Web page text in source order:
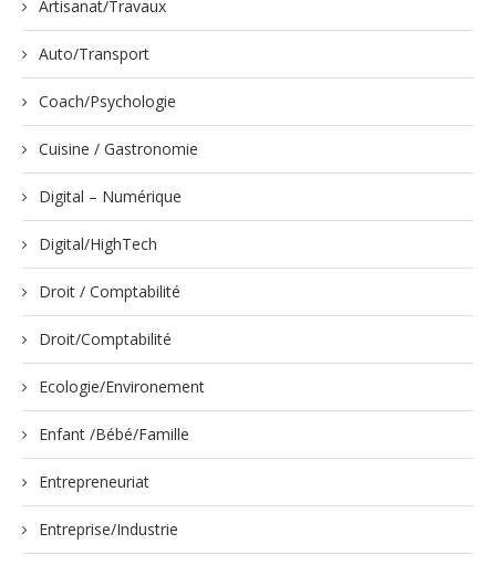
Artisanat/Travaux
Auto/Transport
Coach/Psychologie
Cuisine / Gastronomie
Digital – Numérique
Digital/HighTech
Droit / Comptabilité
Droit/Comptabilité
Ecologie/Environement
Enfant /Bébé/Famille
Entrepreneuriat
Entreprise/Industrie